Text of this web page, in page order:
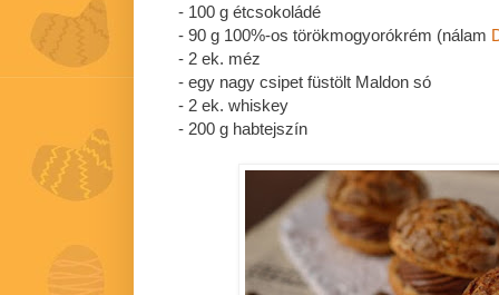
- 100 g étcsokoládé
- 90 g 100%-os törökmogyorókrém (nálam
- 2 ek. méz
- egy nagy csipet füstölt Maldon só
- 2 ek. whiskey
- 200 g habtejszín